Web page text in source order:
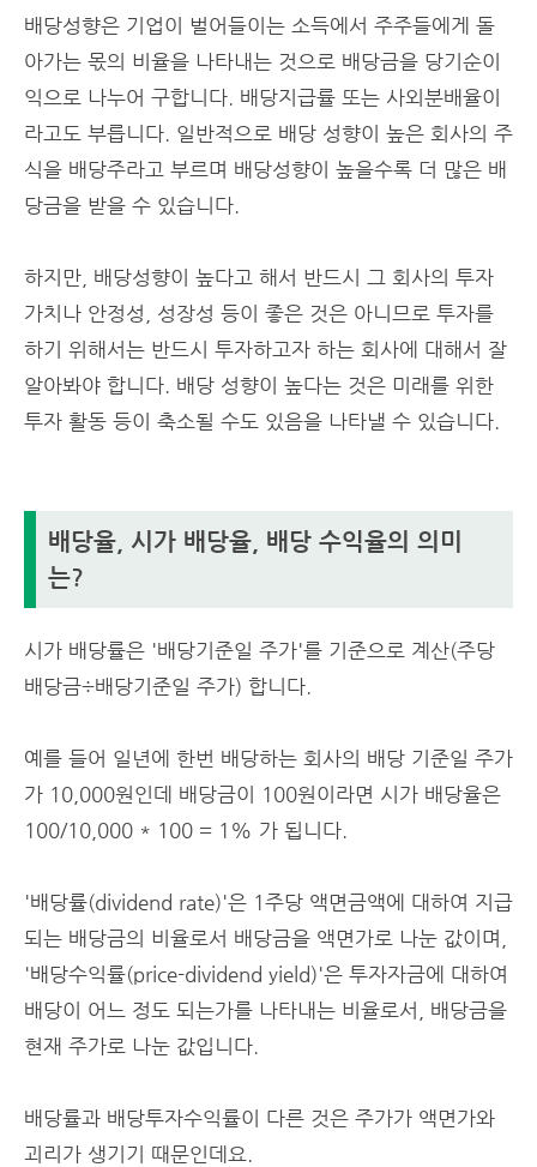
배당성향은 기업이 벌어들이는 소득에서 주주들에게 돌
아가는 몫의 비율을 나타내는 것으로 배당금을 당기순이
익으로 나누어 구합니다. 배당지급률 또는 사외분배율이
라고도 부릅니다. 일반적으로 배당 성향이 높은 회사의 주
식을 배당주라고 부르며 배당성향이 높을수록 더 많은 배
당금을 받을 수 있습니다.
하지만, 배당성향이 높다고 해서 반드시 그 회사의 투자
가치나 안정성, 성장성 등이 좋은 것은 아니므로 투자를
하기 위해서는 반드시 투자하고자 하는 회사에 대해서 잘
알아봐야 합니다. 배당 성향이 높다는 것은 미래를 위한
투자 활동 등이 축소될 수도 있음을 나타낼 수 있습니다.
배당율, 시가 배당율, 배당 수익율의 의미
는?
시가 배당률은 '배당기준일 주가'를 기준으로 계산(주당
배당금÷배당기준일 주가) 합니다.
예를 들어 일년에 한번 배당하는 회사의 배당 기준일 주가
가 10,000원인데 배당금이 100원이라면 시가 배당율은
100/10,000 * 100 = 1% 가 됩니다.
'배당률(dividend rate)'은 1주당 액면금액에 대하여 지급
되는 배당금의 비율로서 배당금을 액면가로 나눈 값이며,
'배당수익률(price-dividend yield)'은 투자자금에 대하여
배당이 어느 정도 되는가를 나타내는 비율로서, 배당금을
현재 주가로 나눈 값입니다.
배당률과 배당투자수익률이 다른 것은 주가가 액면가와
괴리가 생기기 때문인데요.